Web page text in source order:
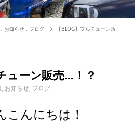
, お知らせ , ブログ
【BLOG】フルチューン販
ューン販売…！？
, お知らせ, ブログ
こんにちは！